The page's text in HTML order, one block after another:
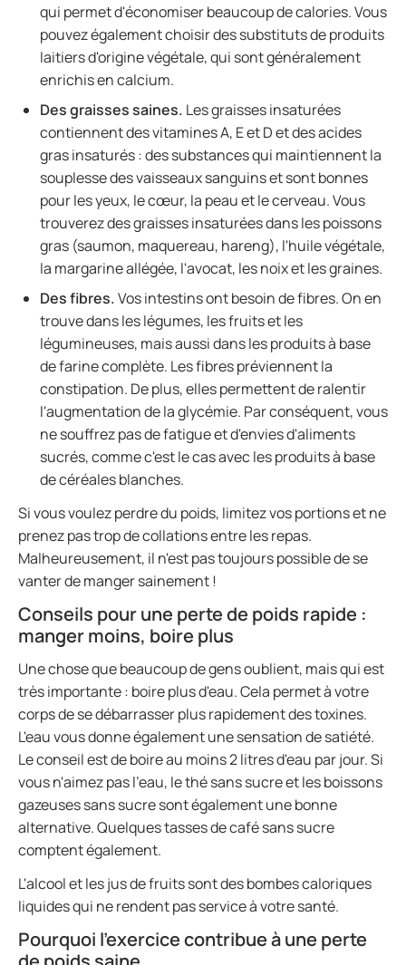
qui permet d'économiser beaucoup de calories. Vous
pouvez également choisir des substituts de produits
laitiers d'origine végétale, qui sont généralement
enrichis en calcium.
Des graisses saines. Les graisses insaturées
contiennent des vitamines A, E et D et des acides
gras insaturés : des substances qui maintiennent la
souplesse des vaisseaux sanguins et sont bonnes
pour les yeux, le cœur, la peau et le cerveau. Vous
trouverez des graisses insaturées dans les poissons
gras (saumon, maquereau, hareng), l'huile végétale,
la margarine allégée, l'avocat, les noix et les graines.
Des fibres.Vos intestins ont besoin de fibres. On en
trouve dans les légumes, les fruits et les
légumineuses, mais aussi dans les produits à base
de farine complète. Les fibres préviennent la
constipation. De plus, elles permettent de ralentir
l'augmentation de la glycémie. Par conséquent, vous
ne souffrez pas de fatigue et d'envies d'aliments
sucrés, comme c'est le cas avec les produits à base
de céréales blanches.
Si vous voulez perdre du poids, limitez vos portions et ne
prenez pas trop de collations entre les repas.
Malheureusement, il n'est pas toujours possible de se
vanter de manger sainement !
Conseils pour une perte de poids rapide :
manger moins, boire plus
Une chose que beaucoup de gens oublient, mais qui est
très importante : boire plus d'eau. Cela permet à votre
corps de se débarrasser plus rapidement des toxines.
L'eau vous donne également une sensation de satiété.
Le conseil est de boire au moins 2 litres d'eau par jour. Si
vous n'aimez pas l'eau, le thé sans sucre et les boissons
gazeuses sans sucre sont également une bonne
alternative. Quelques tasses de café sans sucre
comptent également.
L'alcool et les jus de fruits sont des bombes caloriques
liquides qui ne rendent pas service à votre santé.
Pourquoi l'exercice contribue à une perte